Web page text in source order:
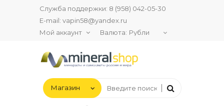
Служба поддержки: 8 (958) 042-05-30
E-mail: vapin58@yandex.ru
Мой аккаунт
Валюта: